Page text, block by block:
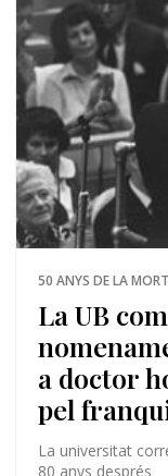
50 ANYS DE LA
La UB
a doctor
pel
La universitat
80 anys després